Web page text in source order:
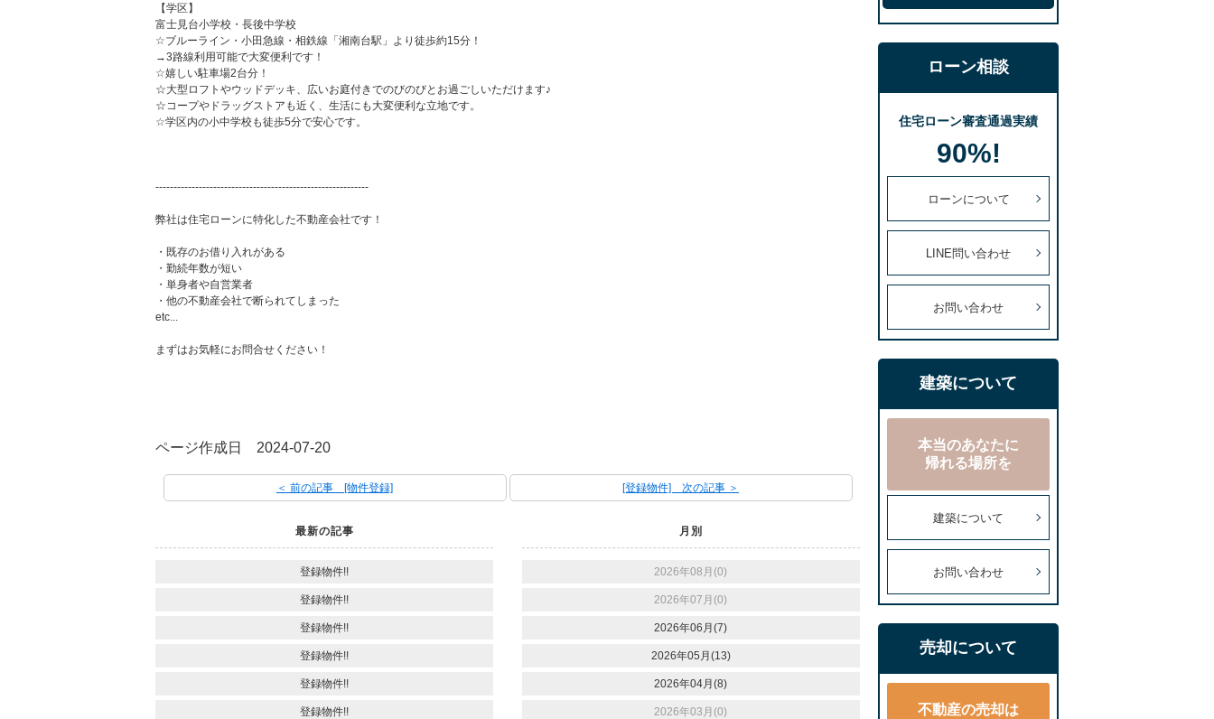
【学区】
富士見台小学校・長後中学校
☆ブルーライン・小田急線・相鉄線「湘南台駅」より徒歩約15分！
→3路線利用可能で大変便利です！
☆嬉しい駐車場2台分！
☆大型ロフトやウッドデッキ、広いお庭付きでのびのびとお過ごしいただけます♪
☆コープやドラッグストアも近く、生活にも大変便利な立地です。
☆学区内の小中学校も徒歩5分で安心です。
-----------------------------------------------------------
弊社は住宅ローンに特化した不動産会社です！
・既存のお借り入れがある
・勤続年数が短い
・単身者や自営業者
・他の不動産会社で断られてしまった
etc...
まずはお気軽にお問合せください！
ページ作成日 2024-07-20
＜ 前の記事 [物件登録] [登録物件] 次の記事 ＞
最新の記事
登録物件!!
登録物件!!
登録物件!!
登録物件!!
登録物件!!
登録物件!!
月別
2026年08月(0)
2026年07月(0)
2026年06月(7)
2026年05月(13)
2026年04月(8)
2026年03月(0)
ローン相談
住宅ローン審査通過実績
90%!
ローンについて
LINE問い合わせ
お問い合わせ
建築について
本当のあなたに
帰れる場所を
建築について
お問い合わせ
売却について
不動産の売却は